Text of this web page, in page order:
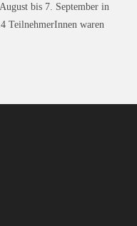
bis 7. September in
TeilnehmerInnen waren